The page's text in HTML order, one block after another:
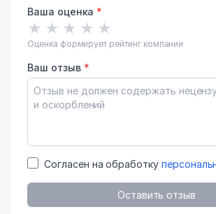
Ваша оценка *
★ ★ ★ ★ ★
Оценка формирует рейтинг компании
Ваш отзыв *
Согласен на обработку
Оставить отзыв